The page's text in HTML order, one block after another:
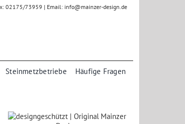
02175/73959 | Email: info@mainzer-design.de
Steinmetzbetriebe Häufige Fragen